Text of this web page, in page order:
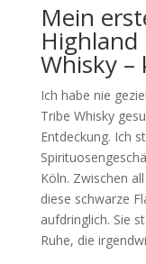
Mein
Highland
Whisky –
Ich habe nie
Tribe Whisky
Entdeckung. Ich
Köln. Zwischen
diese schwarze
aufdringlich. Sie
Ruhe, die